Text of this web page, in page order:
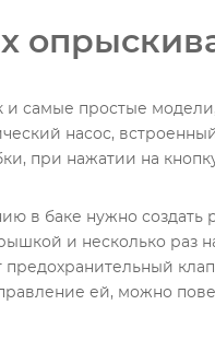
и самые простые
насос,
при нажатии на
в баке нужно создать
и несколько раз
ей, можно